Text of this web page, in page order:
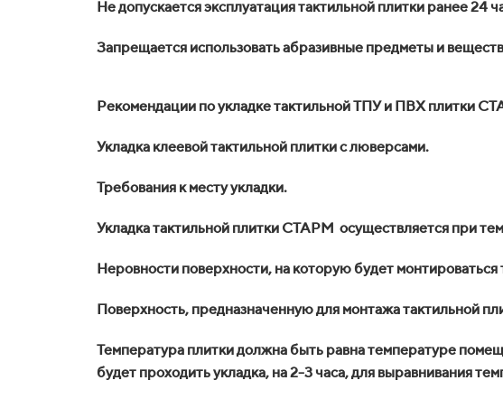
Не допускается эксплуатация тактильной плитки ранее 24
Запрещается использовать абразивные предметы и
Рекомендации по укладке тактильной ТПУ и ПВХ плитки
Укладка клеевой тактильной плитки с люверсами.
Требования к месту укладки.
Укладка тактильной плитки СТАРМ осуществляется при
Неровности поверхности, на которую будет
Поверхность, предназначенную для монтажа тактильной
Температура плитки должна быть равна температуре
будет проходить укладка, на 2-3 часа, для выравнивания